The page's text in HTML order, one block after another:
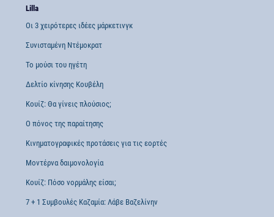
Lilla
Οι 3 χειρότερες ιδέες μάρκετινγκ
Συνισταμένη Ντέμοκρατ
Το μούσι του ηγέτη
Δελτίο κίνησης Κουβέλη
Κουίζ: Θα γίνεις πλούσιος;
Ο πόνος της παραίτησης
Κινηματογραφικές προτάσεις για τις εορτές
Μοντέρνα δαιμονολογία
Κουίζ: Πόσο νορμάλης είσαι;
7 + 1 Συμβουλές Καζαμία: Λάβε Βαζελίνην